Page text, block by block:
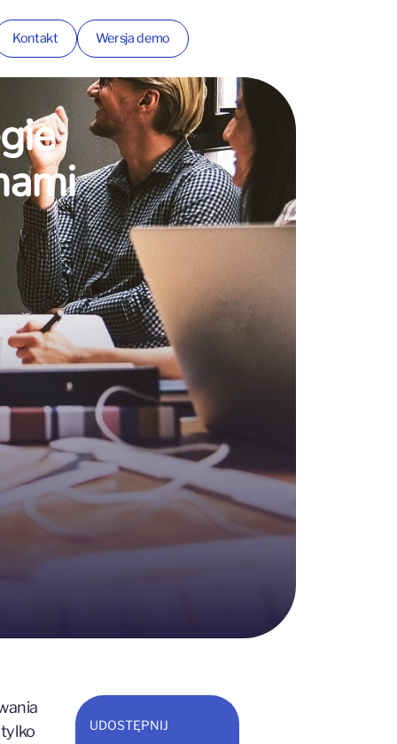
Kontakt Wersja demo
UDOSTĘPNIJ